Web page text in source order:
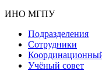
ИНО МГПУ
Подразделения
Сотрудники
Учёный совет